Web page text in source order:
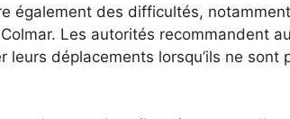
également des difficultés,
Les autorités recommandent
déplacements lorsqu’ils ne sont